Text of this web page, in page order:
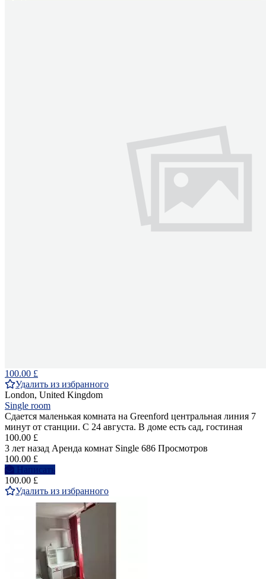
100.00 £
Удалить из избранного
London, United Kingdom
Single room
Сдается маленькая комната на Greenford центральная линия 7
минут от станции. С 24 августа. В доме есть сад, гостиная
100.00 £
3 лет назад Аренда комнат Single 686 Просмотров
100.00 £
Написать
100.00 £
Удалить из избранного